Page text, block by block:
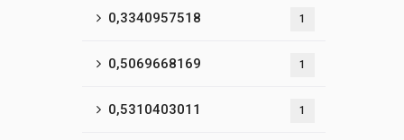
0,3340957518 1
0,5069668169 1
0,5310403011 1